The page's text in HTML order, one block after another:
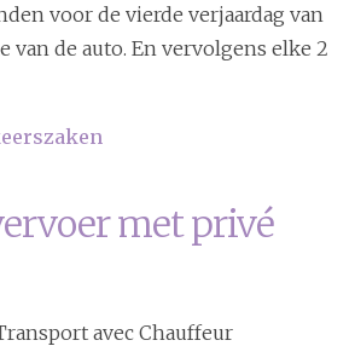
voor de vierde verjaardag van
van de auto. En vervolgens elke 2
met privé
avec Chauffeur